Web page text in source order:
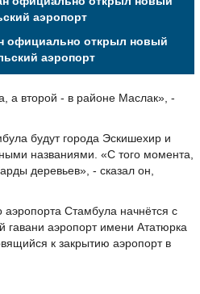
официально открыл новый
аэропорт
а второй - в районе Маслак», -
будут города Эскишехир и
названиями. «С того момента,
деревьев», - сказал он,
аэропорта Стамбула начнётся с
гавани аэропорт имени Ататюрка
к закрытию аэропорт в